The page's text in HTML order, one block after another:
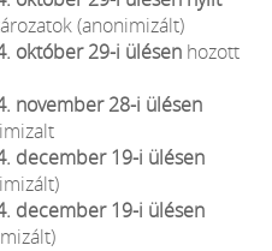
(anonimizált)
október 29-i ülésen hozott
november 28-i ülésen
december 19-i ülésen
december 19-i ülésen